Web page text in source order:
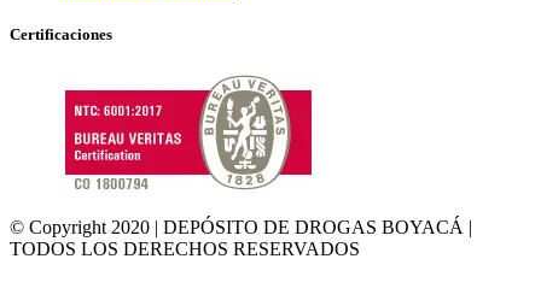
Certificaciones
© Copyright 2020 | DEPÓSITO DE DROGAS BOYACÁ |
TODOS LOS DERECHOS RESERVADOS